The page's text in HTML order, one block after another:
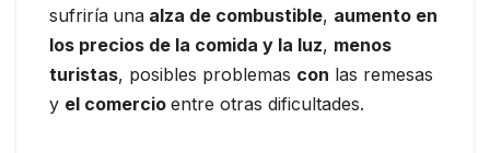
sufriría una alza de combustible, aumento en
los precios de la comida y la luz, menos
turistas, posibles problemas con las remesas
y el comercio entre otras dificultades.